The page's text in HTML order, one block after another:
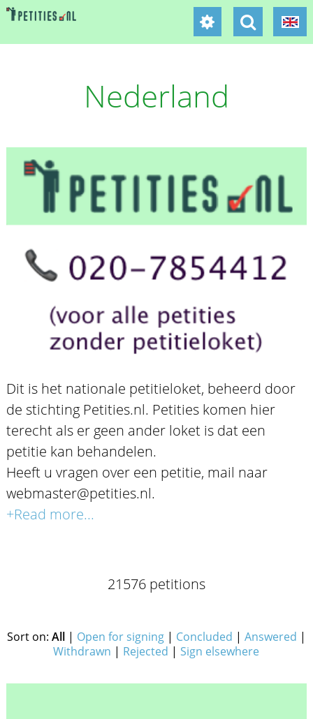
Nederland
Dit is het nationale petitieloket, beheerd door
de stichting Petities.nl. Petities komen hier
terecht als er geen ander loket is dat een
petitie kan behandelen.
Heeft u vragen over een petitie, mail naar
webmaster@petities.nl.
+Read more...
21576 petitions
Sort on: All| Open for signing| Concluded | Answered |
Withdrawn | Rejected |Sign elsewhere